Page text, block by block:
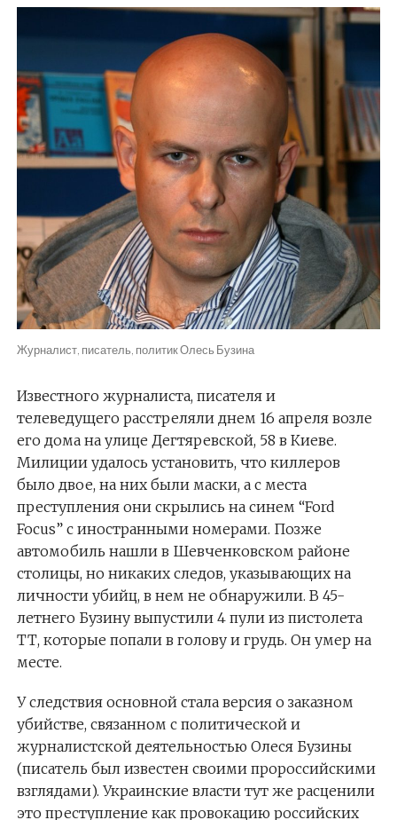
Журналист, писатель, политик Олесь Бузина
Известного журналиста, писателя и
телеведущего расстреляли днем 16 апреля возле
его дома на улице Дегтяревской, 58 в Киеве.
Милиции удалось установить, что киллеров
было двое, на них были маски, а с места
преступления они скрылись на синем “Ford
Focus” с иностранными номерами. Позже
автомобиль нашли в Шевченковском районе
столицы, но никаких следов, указывающих на
личности убийц, в нем не обнаружили. В 45-
летнего Бузину выпустили 4 пули из пистолета
ТТ, которые попали в голову и грудь. Он умер на
месте.
У следствия основной стала версия о заказном
убийстве, связанном с политической и
журналистской деятельностью Олеся Бузины
(писатель был известен своими пророссийскими
взглядами). Украинские власти тут же расценили
это преступление как провокацию российских